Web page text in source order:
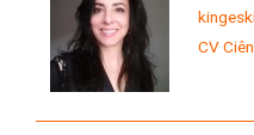
CV